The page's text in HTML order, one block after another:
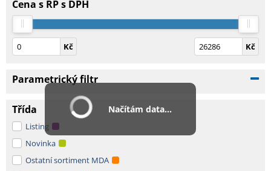
Cena s RP s DPH
Kč Kč
Parametrický filtr
Třída
Listing
Novinka
Ostatní sortiment MDA
Načítám data...